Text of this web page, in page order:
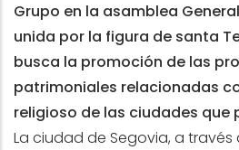
Grupo en la asamblea
unida por la figura de santa
busca la promoción de las
patrimoniales relacionadas
religioso de las ciudades que
La ciudad de Segovia, a